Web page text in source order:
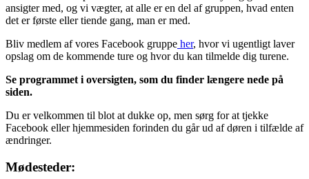
ansigter med, og vi vægter, at alle er en del af gruppen, hvad enten
det er første eller tiende gang, man er med.
Bliv medlem af vores Facebook gruppe her, hvor vi ugentligt laver
opslag om de kommende ture og hvor du kan tilmelde dig turene.
Se programmet i oversigten, som du finder længere nede på
siden.
Du er velkommen til blot at dukke op, men sørg for at tjekke
Facebook eller hjemmesiden forinden du går ud af døren i tilfælde af
ændringer.
Mødesteder: